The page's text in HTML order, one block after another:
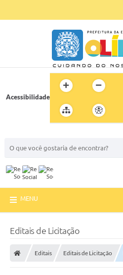
Acessibilidade
MENU
Editais de Licitação
Editais Editais de Licitação